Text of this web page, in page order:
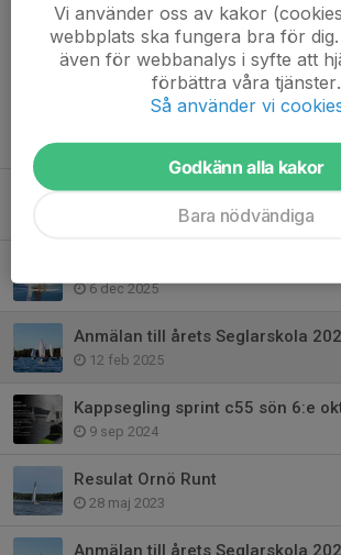
Dela nyhet
Tidigare nyheter
6 dec 2025
Anmälan till årets Seglarskola
12 feb 2025
Kappsegling sprint c55 sön 6:e
9 sep 2024
Resulat Ornö Runt
28 maj 2023
Anmälan till årets Seglarskola
Vi använder oss av kakor
webbplats ska fungera bra för
även för webbanalys i syfte att
förbättra våra tjänster.
Så använder vi
Godkänn alla kakor
Bara nödvändiga